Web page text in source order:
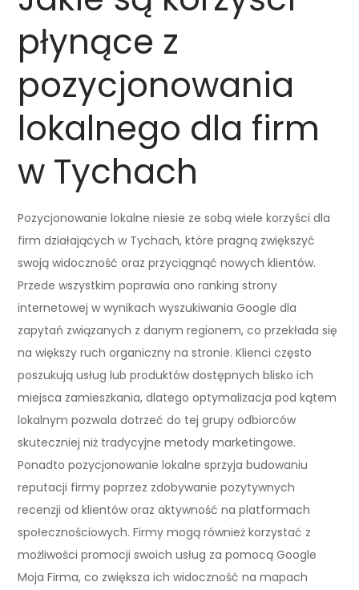
płynące z
pozycjonowania
lokalnego dla firm
w Tychach
Pozycjonowanie lokalne niesie ze sobą wiele korzyści dla
firm działających w Tychach, które pragną zwiększyć
swoją widoczność oraz przyciągnąć nowych klientów.
Przede wszystkim poprawia ono ranking strony
internetowej w wynikach wyszukiwania Google dla
zapytań związanych z danym regionem, co przekłada się
na większy ruch organiczny na stronie. Klienci często
poszukują usług lub produktów dostępnych blisko ich
miejsca zamieszkania, dlatego optymalizacja pod kątem
lokalnym pozwala dotrzeć do tej grupy odbiorców
skuteczniej niż tradycyjne metody marketingowe.
Ponadto pozycjonowanie lokalne sprzyja budowaniu
reputacji firmy poprzez zdobywanie pozytywnych
recenzji od klientów oraz aktywność na platformach
społecznościowych. Firmy mogą również korzystać z
możliwości promocji swoich usług za pomocą Google
Moja Firma, co zwiększa ich widoczność na mapach